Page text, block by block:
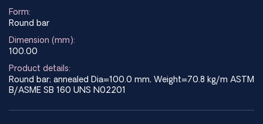
Form:
Round bar
Dimension (mm):
100.00
Product details:
Round bar; annealed Dia=100.0 mm, Weight=70.8 kg/m ASTM
B/ASME SB 160 UNS N02201